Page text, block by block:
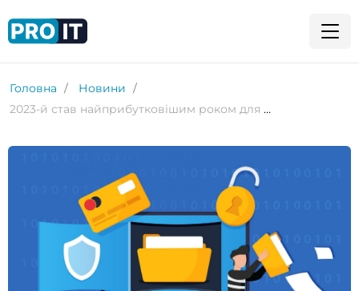
Головна
Новини
2023-й став найприбутковішим роком для банд програм-вимагачів. Чому?